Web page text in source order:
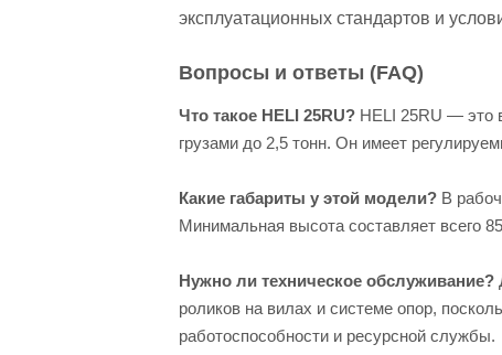
эксплуатационных стандартов и
Вопросы и ответы (FAQ)
Что такое HELI 25RU? HELI 25RU — это
грузами до 2,5 тонн. Он имеет
Какие габариты у этой модели? В
Минимальная высота составляет всего
Нужно ли техническое обслуживание?
роликов на вилах и системе опор,
работоспособности и ресурсной службы.